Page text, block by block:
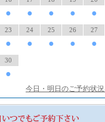
● ● ● ● ●
23
●
24
●
25
●
26
●
27
●
30
●
今日・明日のご予約状